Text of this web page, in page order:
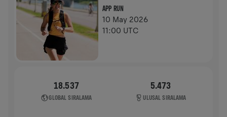
APP RUN
10 May 2026
11:00 UTC
18.537
GLOBAL SIRALAMA
5.473
ULUSAL SIRALAMA